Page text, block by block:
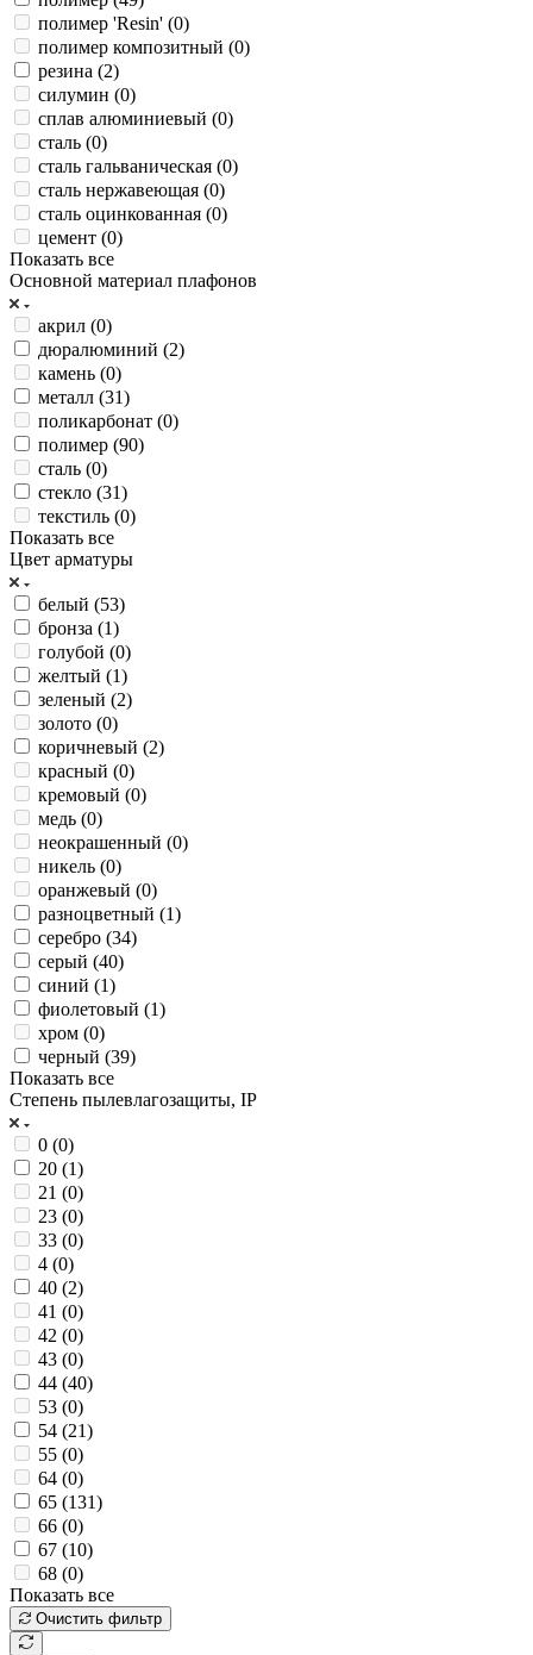
полимер 'Resin' (0)
полимер композитный (0)
резина (2)
силумин (0)
сплав алюминиевый (0)
сталь (0)
сталь гальваническая (0)
сталь нержавеющая (0)
сталь оцинкованная (0)
цемент (0)
Показать все
Основной материал плафонов
акрил (0)
дюралюминий (2)
камень (0)
металл (31)
поликарбонат (0)
полимер (90)
сталь (0)
стекло (31)
текстиль (0)
Показать все
Цвет арматуры
белый (53)
бронза (1)
голубой (0)
желтый (1)
зеленый (2)
золото (0)
коричневый (2)
красный (0)
кремовый (0)
медь (0)
неокрашенный (0)
никель (0)
оранжевый (0)
разноцветный (1)
серебро (34)
серый (40)
синий (1)
фиолетовый (1)
хром (0)
черный (39)
Показать все
Степень пылевлагозащиты, IP
0 (0)
20 (1)
21 (0)
23 (0)
33 (0)
4 (0)
40 (2)
41 (0)
42 (0)
43 (0)
44 (40)
53 (0)
54 (21)
55 (0)
64 (0)
65 (131)
66 (0)
67 (10)
68 (0)
Показать все
Очистить фильтр